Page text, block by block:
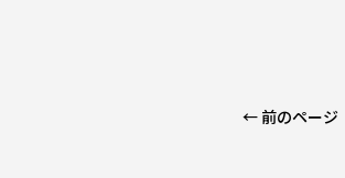
← 前のページ